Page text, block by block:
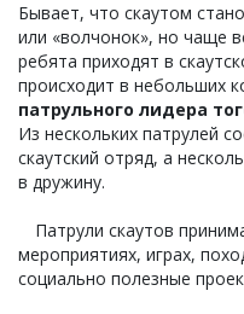
Бывает, что скаутом
или «волчонок», но чаще
ребята приходят в
происходит в небольших
патрульного лидера
Из нескольких патрулей
скаутский отряд, а
в дружину.
Патрули скаутов
мероприятиях, играх,
социально полезные